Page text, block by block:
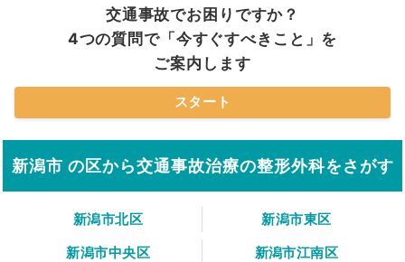
交通事故でお困りですか？
4つの質問で「今すぐすべきこと」を
ご案内します
スタート
新潟市 の区から交通事故治療の整形外科をさがす
新潟市北区
新潟市東区
新潟市中央区
新潟市江南区